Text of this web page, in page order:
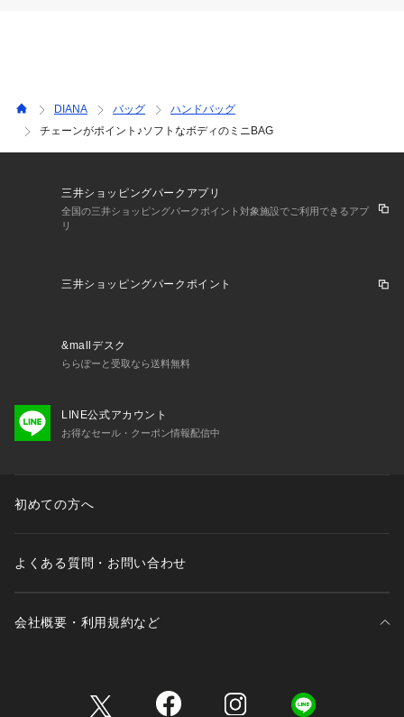
DIANA バッグ
ハンドバッグ
チェーンがポイント♪ソフトなボディのミニBAG
三井ショッピングパークアプリ
全国の三井ショッピングパークポイント対象施設でご利用できるアプ
リ
三井ショッピングパークポイント
&mallデスク
ららぽーと受取なら送料無料
LINE公式アカウント
お得なセール・クーポン情報配信中
初めての方へ
よくある質問・お問い合わせ
会社概要・利用規約など